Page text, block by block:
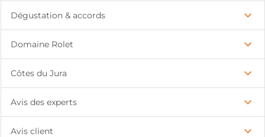
Dégustation & accords
Domaine Rolet
Côtes du Jura
Avis des experts
Avis client